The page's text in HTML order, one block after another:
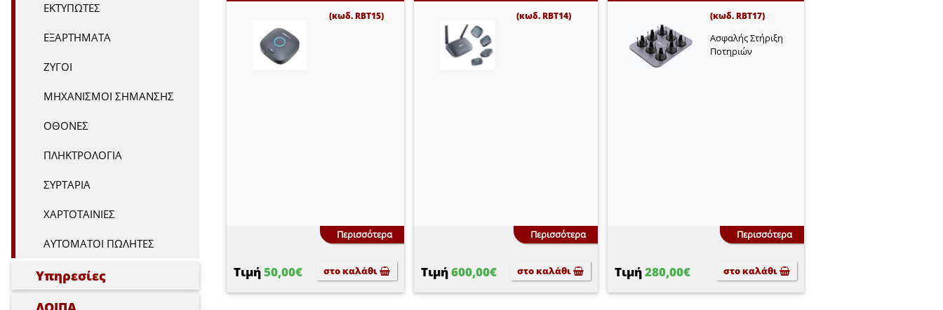
ΕΚΤΥΠΩΤΕΣ
ΕΞΑΡΤΗΜΑΤΑ
ΖΥΓΟΙ
ΜΗΧΑΝΙΣΜΟΙ ΣΗΜΑΝΣΗΣ
ΟΘΟΝΕΣ
ΠΛΗΚΤΡΟΛΟΓΙΑ
ΣΥΡΤΑΡΙΑ
ΧΑΡΤΟΤΑΙΝΙΕΣ
ΑΥΤΟΜΑΤΟΙ ΠΩΛΗΤΕΣ
Υπηρεσίες
(κωδ. RBT15)
Περισσότερα
Τιμή50,00€ στο καλάθι
(κωδ. RBT14)
Περισσότερα
Τιμή600,00€ στο καλάθι
(κωδ. RBT17)
Ασφαλής Στήριξη
Ποτηριών
Περισσότερα
Τιμή280,00€ στο καλάθι